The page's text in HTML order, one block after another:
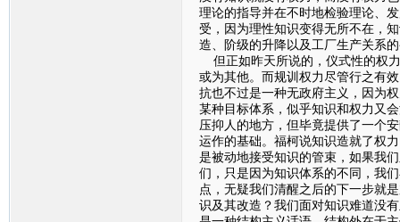
理论的指导并在不时地检验理论、
受，因为理性知识变得无所不在，
造、阶级的升降以及工厂生产关系
但正如昨天所说的，仪式性的权
或为其他。而规训权力尽管行之有
抗也不过是一种无政府主义，因为
某种目标体系，似乎知识和权力又
压抑人的地方，但毕竟提供了一个
运作的基础。福柯说知识造就了权
是被动地接受知识的管束，如果我
们，只是因为知识体系的不同，我
点，无疑我们清醒之后的下一步就
识及其改造？我们面对知识难道没